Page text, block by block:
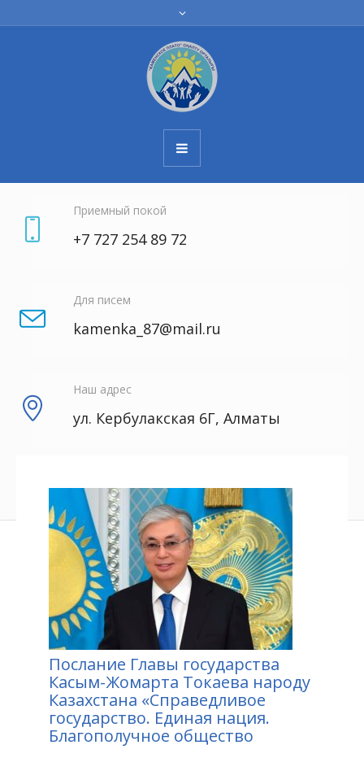
Приемный покой
+7 727 254 89 72
Для писем
kamenka_87@mail.ru
Наш адрес
ул. Кербулакская 6Г, Алматы
Послание Главы государства
Касым-Жомарта Токаева народу
Казахстана «Справедливое
государство. Единая нация.
Благополучное общество